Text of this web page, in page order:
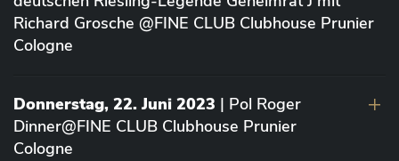
Richard Grosche @FINE CLUB Clubhouse Prunier
Cologne
Donnerstag, 22. Juni 2023 | Pol Roger
Dinner@FINE CLUB Clubhouse Prunier
Cologne